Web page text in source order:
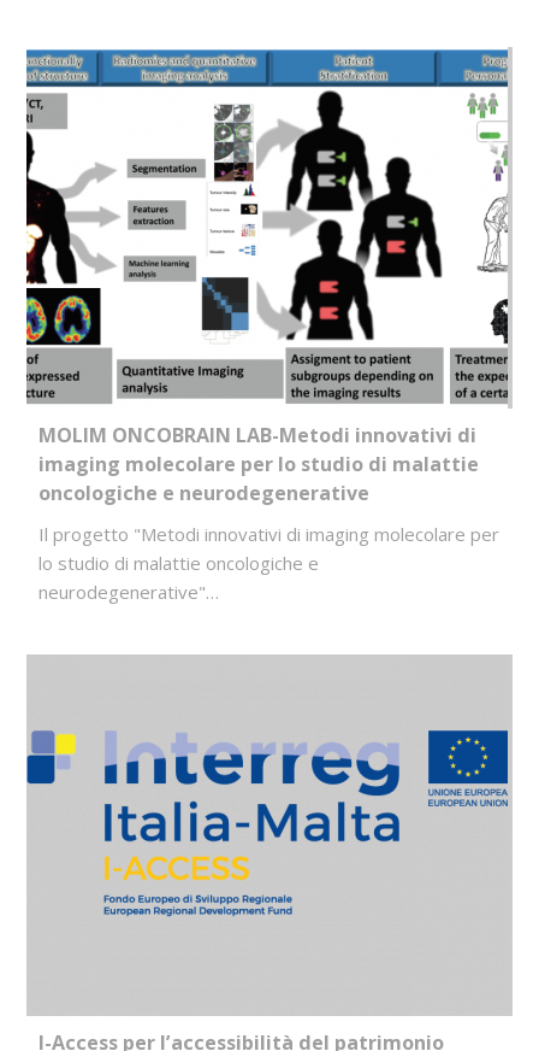
MOLIM ONCOBRAIN LAB-Metodi innovativi di
imaging molecolare per lo studio di malattie
oncologiche e neurodegenerative
Il progetto "Metodi innovativi di imaging molecolare per
lo studio di malattie oncologiche e
neurodegenerative"…
I-Access per l’accessibilità del patrimonio